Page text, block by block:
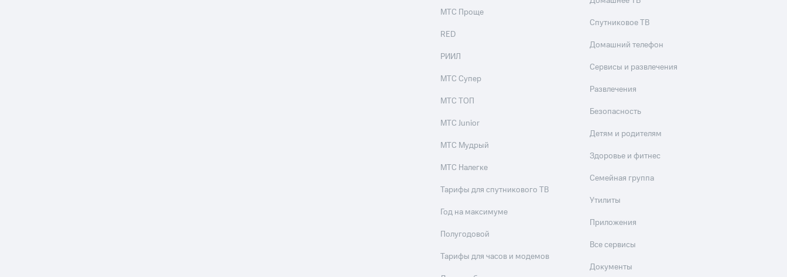
МТС Проще
RED
РИИЛ
МТС Супер
МТС ТОП
МТС Junior
МТС Мудрый
МТС Налегке
Тарифы для спутникового ТВ
Год на максимуме
Полугодовой
Тарифы для часов и модемов
Спутниковое ТВ
Домашний телефон
Сервисы и развлечения
Развлечения
Безопасность
Детям и родителям
Здоровье и фитнес
Семейная группа
Утилиты
Приложения
Все сервисы
Документы